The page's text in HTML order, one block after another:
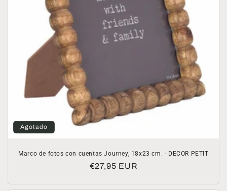
Agotado
Marco de fotos con cuentas Journey, 18x23 cm. - DECOR PETIT
Precio
€27,95 EUR